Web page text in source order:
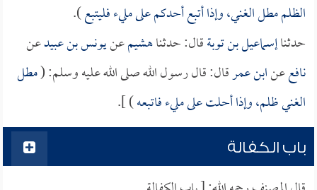
الظلم مطل الغني، وإذا أتبع أحدكم على مليء فليتبع).
حدثناإسماعيل بن توبةقال: حدثناهشيمعنيونس بن عبيدعن
نافععنابن عمرقال: قال رسول الله صلى الله عليه وسلم: (مطل
الغني ظلم، وإذا أحلت على مليء فاتبعه) ].
باب الكفالة